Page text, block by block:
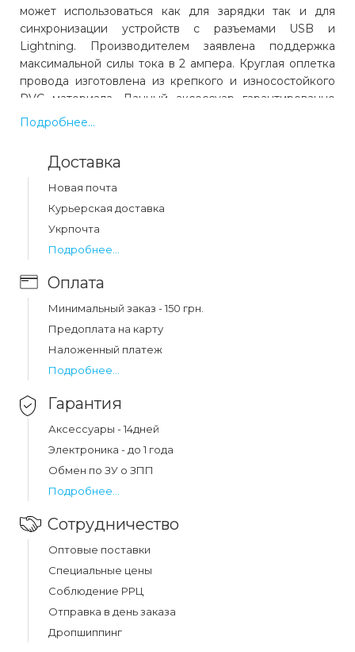
может использоваться как для зарядки так и для
синхронизации устройств с разъемами USB и
Lightning. Производителем заявлена поддержка
максимальной силы тока в 2 ампера. Круглая оплетка
провода изготовлена из крепкого и износостойкого
PVC материала. Данный аксессуар гарантированно
прослужит не один год ежедневного использования.
Также на корпусе коннектора предусмотрено
от излома.
Какая цена на кабель hoco x20 flash lightning
charging cable (l-1m) black (x20)?
Цена на кабель hoco x20 flash lightning charging cable
(l-1m) black (x20) составляет 69 грн.
Подробнее...
Доставка
Новая почта
Курьерская доставка
Укрпочта
Подробнее...
Оплата
Минимальный заказ - 150 грн.
Предоплата на карту
Наложенный платеж
Подробнее...
Гарантия
Аксессуары - 14дней
Электроника - до 1 года
Обмен по ЗУ о ЗПП
Подробнее...
Сотрудничество
Оптовые поставки
Специальные цены
Соблюдение РРЦ
Отправка в день заказа
Дропшиппинг